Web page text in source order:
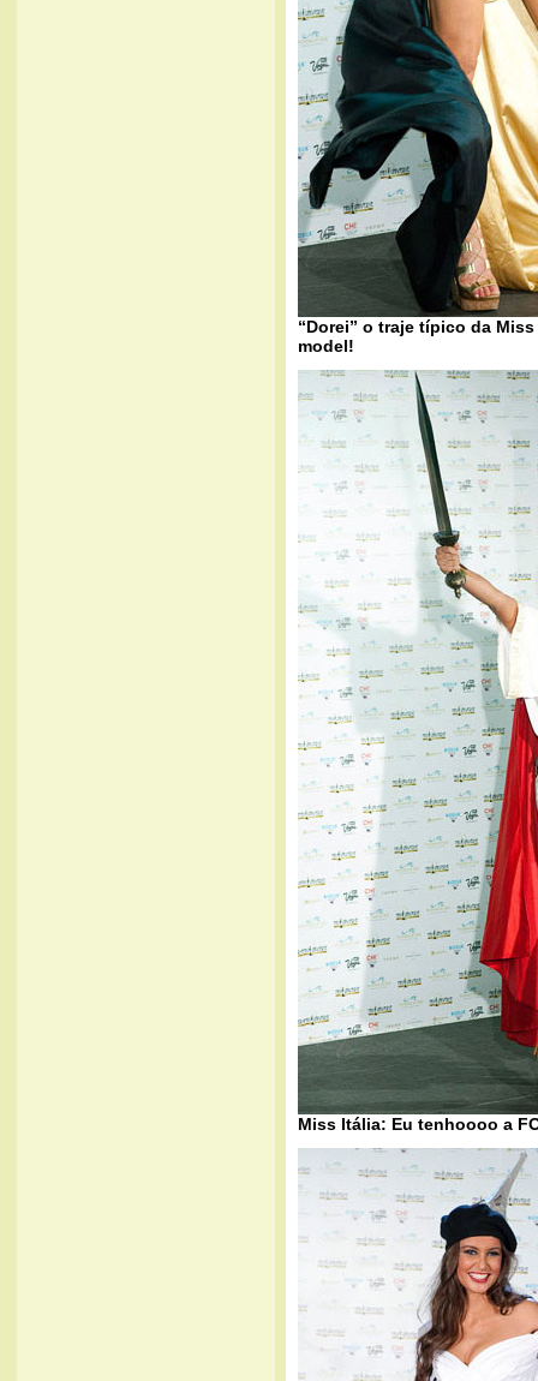
“Dorei” o traje típico da
model!
Miss Itália: Eu tenhoooo a